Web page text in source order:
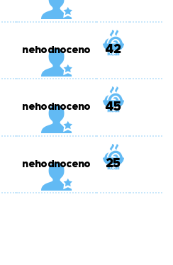
nehodnoceno 42
nehodnoceno 45
nehodnoceno 25